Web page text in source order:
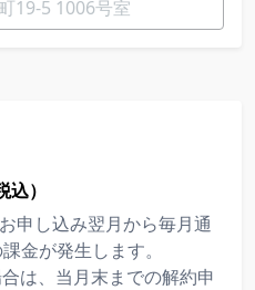
込）
申し込み翌月から毎月通
金が発生します。
は、当月末までの解約申